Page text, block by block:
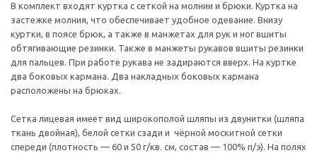
В комплект входят куртка с сеткой на молнии и брюки. Куртка на
застежке молния, что обеспечивает удобное одевание. Внизу
куртки, в поясе брюк, а также в манжетах для рук и ног вшиты
обтягивающие резинки. Также в манжеты рукавов вшиты резинки
для пальцев. При работе рукава не задираются вверх. На куртке
два боковых кармана. Два накладных боковых кармана
расположены на брюках.
Сетка лицевая имеет вид широкополой шляпы из двунитки (шляпа
ткань двойная), белой сетки сзади и чёрной москитной сетки
спереди (плотность — 60 и 50 г/кв. см, состав — 100% п/э). На полях